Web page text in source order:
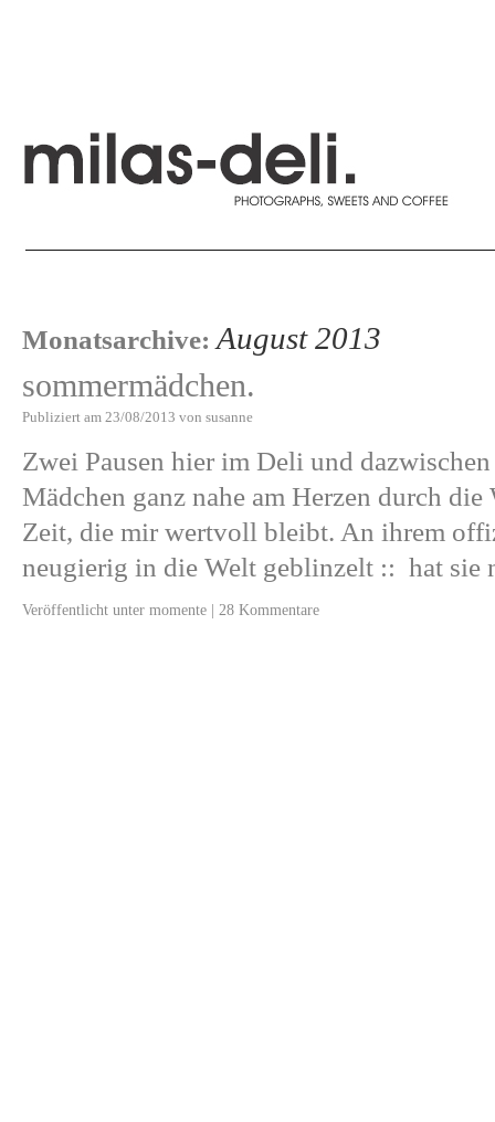
Monatsarchive: August 2013
sommermädchen.
Publiziert am 23/08/2013 von susanne
Zwei Pausen hier im Deli und
Mädchen ganz nahe am Herzen durch
Zeit, die mir wertvoll bleibt. An ihrem
neugierig in die Welt geblinzelt :: hat
Veröffentlicht unter momente | 28 Kommentare